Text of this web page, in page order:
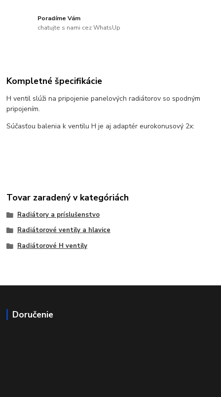
Poradíme Vám
chatujte s nami cez WhatsUp
Kompletné špecifikácie
H ventil slúži na pripojenie panelových radiátorov so spodným
pripojením.
Súčasťou balenia k ventilu H je aj adaptér eurokonusový 2x:
Tovar zaradený v kategóriách
Radiátory a príslušenstvo
Radiátorové ventily a hlavice
Radiátorové H ventily
Doručenie